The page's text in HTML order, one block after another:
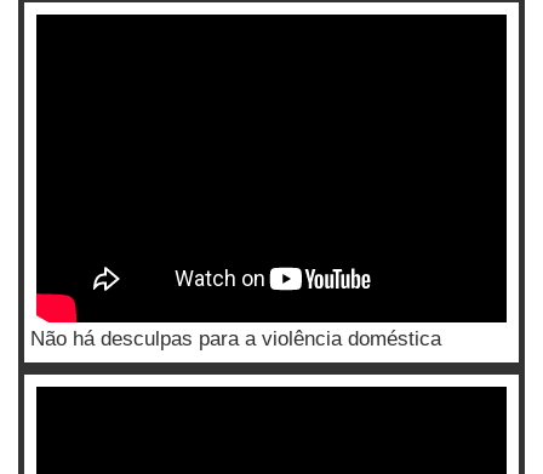
Não há desculpas para a violência doméstica